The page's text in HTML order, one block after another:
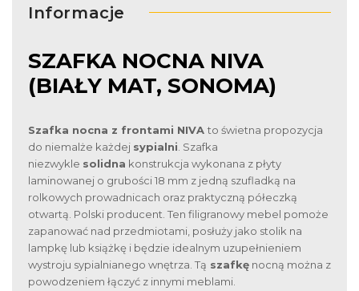
Informacje
SZAFKA NOCNA NIVA
(BIAŁY MAT, SONOMA)
Szafka nocna z frontami NIVA to świetna propozycja
do niemalże każdej sypialni . Szafka
niezwykle solidna konstrukcja wykonana z płyty
laminowanej o grubości 18 mm z jedną szufladką na
rolkowych prowadnicach oraz praktyczną półeczką
otwartą. Polski producent. Ten filigranowy mebel pomoże
zapanować nad przedmiotami, posłuży jako stolik na
lampkę lub książkę i będzie idealnym uzupełnieniem
wystroju sypialnianego wnętrza. Tą szafkę nocną można z
powodzeniem łączyć z innymi meblami.